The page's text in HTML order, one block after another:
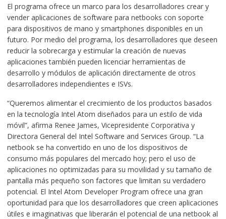
El programa ofrece un marco para los desarrolladores crear y
vender aplicaciones de software para netbooks con soporte
para dispositivos de mano y smartphones disponibles en un
futuro. Por medio del programa, los desarrolladores que deseen
reducir la sobrecarga y estimular la creación de nuevas
aplicaciones también pueden licenciar herramientas de
desarrollo y módulos de aplicación directamente de otros
desarrolladores independientes e ISVs.
“Queremos alimentar el crecimiento de los productos basados
en la tecnología Intel Atom diseñados para un estilo de vida
móvil”, afirma Renee James, Vicepresidente Corporativa y
Directora General del Intel Software and Services Group. “La
netbook se ha convertido en uno de los dispositivos de
consumo más populares del mercado hoy; pero el uso de
aplicaciones no optimizadas para su movilidad y su tamaño de
pantalla más pequeño son factores que limitan su verdadero
potencial. El Intel Atom Developer Program ofrece una gran
oportunidad para que los desarrolladores que creen aplicaciones
útiles e imaginativas que liberarán el potencial de una netbook al